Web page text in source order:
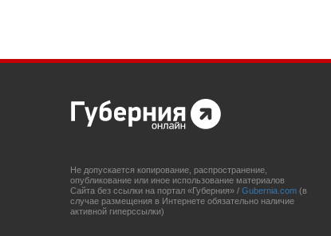
Не допускается копирование, распространение,
опубликование или иное использование материалов
Сайта без ссылки на портал «Губерния» / Gubernia.com (в
случае размещения в Интернете обязательно наличие
активной гиперссылки)